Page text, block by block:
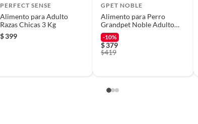
PERFECT SENSE
Alimento para Adulto
Razas Chicas 3 Kg
$399
GPET NOBLE
Alimento para Perro
Grandpet Noble Adulto
4Kg
-10%
$379
$419